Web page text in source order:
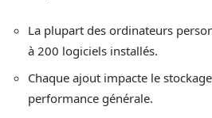
La plupart des ordinateurs
à 200 logiciels installés.
Chaque ajout impacte le
performance générale.